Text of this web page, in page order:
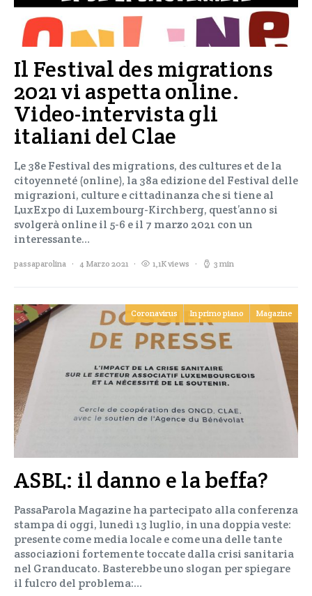
Il Festival des migrations
2021 vi aspetta online.
Video-intervista gli
italiani del Clae
Le 38e Festival des migrations, des cultures et de la
citoyenneté (online), la 38a edizione del Festival delle
migrazioni, culture e cittadinanza che si tiene al
LuxExpo di Luxembourg-Kirchberg, quest’anno si
svolgerà online il 5-6 e il 7 marzo 2021 con un
interessante…
passaparolina 4 Marzo 2021 1,1K views 3 min
Coronavirus In primo piano Magazine
ASBL: il danno e la beffa?
PassaParola Magazine ha partecipato alla conferenza
stampa di oggi, lunedì 13 luglio, in una doppia veste:
presente come media locale e come una delle tante
associazioni fortemente toccate dalla crisi sanitaria
nel Granducato. Basterebbe uno slogan per spiegare
il fulcro del problema:…